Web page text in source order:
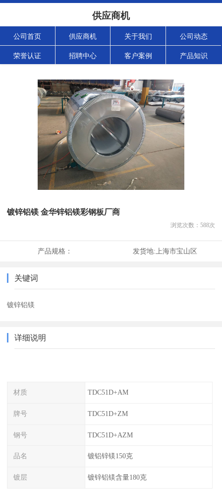
供应商机
公司首页 供应商机 关于我们 公司动态
荣誉认证 招聘中心 客户案例 产品知识
镀锌铝镁 金华锌铝镁彩钢板厂商
浏览次数： 588次
产品规格： 发货地: 上海市宝山区
关键词
镀锌铝镁
详细说明
材质 TDC51D+AM
牌号 TDC51D+ZM
钢号 TDC51D+AZM
品名 镀铝锌镁150克
镀层 镀锌铝镁含量180克